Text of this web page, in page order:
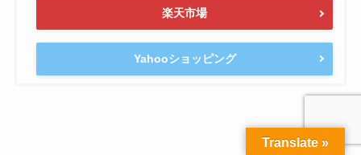
楽天市場
Yahooショッピング
Translate »